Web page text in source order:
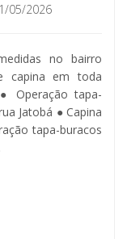
05/2026
no bairro
capina em toda
Operação tapa-
Jatobá ● Capina
tapa-buracos